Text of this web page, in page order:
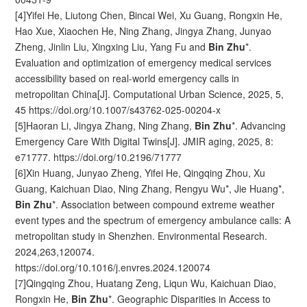
[4]Yifei He, Liutong Chen, Bincai Wei, Xu Guang, Rongxin He,
Hao Xue, Xiaochen He, Ning Zhang, Jingya Zhang, Junyao
Zheng, Jinlin Liu, Xingxing Liu, Yang Fu and Bin Zhu*.
Evaluation and optimization of emergency medical services
accessibility based on real‑world emergency calls in
metropolitan China[J]. Computational Urban Science, 2025, 5,
45 https://doi.org/10.1007/s43762-025-00204-x
[5]Haoran Li, Jingya Zhang, Ning Zhang, Bin Zhu*. Advancing
Emergency Care With Digital Twins[J]. JMIR aging, 2025, 8:
e71777. https://doi.org/10.2196/71777
[6]Xin Huang, Junyao Zheng, Yifei He, Qingqing Zhou, Xu
Guang, Kaichuan Diao, Ning Zhang, Rengyu Wu*, Jie Huang*,
Bin Zhu*. Association between compound extreme weather
event types and the spectrum of emergency ambulance calls: A
metropolitan study in Shenzhen. Environmental Research.
2024,263,120074.
https://doi.org/10.1016/j.envres.2024.120074
[7]Qingqing Zhou, Huatang Zeng, Liqun Wu, Kaichuan Diao,
Rongxin He, Bin Zhu*. Geographic Disparities in Access to